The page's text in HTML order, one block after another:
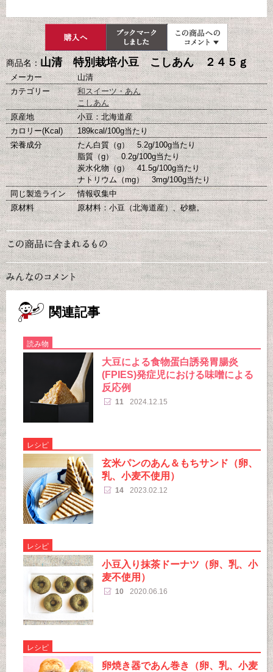
商品名：山清 特別栽培小豆 こしあん ２４５ｇ
メーカー
山清
カテゴリー
和スイーツ・あん
こしあん
原産地
小豆：北海道産
カロリー(Kcal)
189kcal/100g当たり
栄養成分
たん白質（g） 5.2g/100g当たり
脂質（g） 0.2g/100g当たり
炭水化物（g） 41.5g/100g当たり
ナトリウム（mg） 3mg/100g当たり
同じ製造ライン
情報収集中
原材料
原材料：小豆（北海道産）、砂糖。
関連記事
読み物
大豆による食物蛋白誘発胃腸炎
(FPIES)発症児における味噌による
反応例
11 2024.12.15
レシピ
玄米パンのあん＆もちサンド（卵、
乳、小麦不使用）
14 2023.02.12
レシピ
小豆入り抹茶ドーナツ（卵、乳、小
麦不使用）
10 2020.06.16
レシピ
卵焼き器であん巻き（卵、乳、小麦